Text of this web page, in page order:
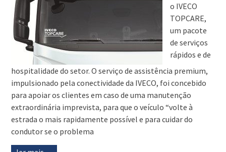
o IVECO
TOPCARE,
um pacote
de serviços
rápidos e de
hospitalidade do setor. O serviço de assistência premium,
impulsionado pela conectividade da IVECO, foi concebido
para apoiar os clientes em caso de uma manutenção
extraordinária imprevista, para que o veículo “volte à
estrada o mais rapidamente possível e para cuidar do
condutor se o problema